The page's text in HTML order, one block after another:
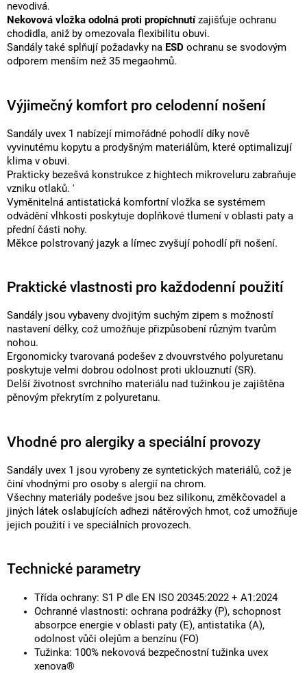
nevodivá.
Nekovová vložka odolná proti propíchnutízajišťuje ochranu
chodidla, aniž by omezovala flexibilitu obuvi.
Sandály také splňují požadavky na ESD ochranu se svodovým
odporem menším než 35 megaohmů.
Výjimečný komfort pro celodenní nošení
Sandály uvex 1 nabízejí mimořádné pohodlí díky nově
vyvinutému kopytu a prodyšným materiálům, které optimalizují
klima v obuvi.
Prakticky bezešvá konstrukce z hightech mikroveluru zabraňuje
vzniku otlaků. '
Vyměnitelná antistatická komfortní vložka se systémem
odvádění vlhkosti poskytuje doplňkové tlumení v oblasti paty a
přední části nohy.
Měkce polstrovaný jazyk a límec zvyšují pohodlí při nošení.
Praktické vlastnosti pro každodenní použití
Sandály jsou vybaveny dvojitým suchým zipem s možností
nastavení délky, což umožňuje přizpůsobení různým tvarům
nohou.
Ergonomicky tvarovaná podešev z dvouvrstvého polyuretanu
poskytuje velmi dobrou odolnost proti uklouznutí (SR).
Delší životnost svrchního materiálu nad tužinkou je zajištěna
pěnovým překrytím z polyuretanu.
Vhodné pro alergiky a speciální provozy
Sandály uvex 1 jsou vyrobeny ze syntetických materiálů, což je
činí vhodnými pro osoby s alergií na chrom.
Všechny materiály podešve jsou bez silikonu, změkčovadel a
jiných látek oslabujících adhezi nátěrových hmot, což umožňuje
jejich použití i ve speciálních provozech.
Technické parametry
Třída ochrany: S1 P dle EN ISO 20345:2022 + A1:2024
Ochranné vlastnosti: ochrana podrážky (P), schopnost
absorpce energie v oblasti paty (E), antistatika (A),
odolnost vůči olejům a benzínu (FO)
Tužinka: 100% nekovová bezpečnostní tužinka uvex
xenova®